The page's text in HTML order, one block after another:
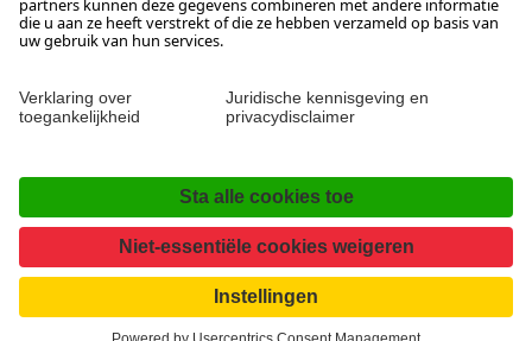
Press
YouTubeInstagram
TikTokPinterest